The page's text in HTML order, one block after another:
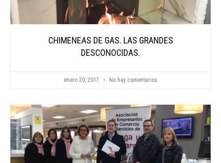
CHIMENEAS DE GAS. LAS GRANDES
DESCONOCIDAS.
enero 20, 2017 No hay comentarios